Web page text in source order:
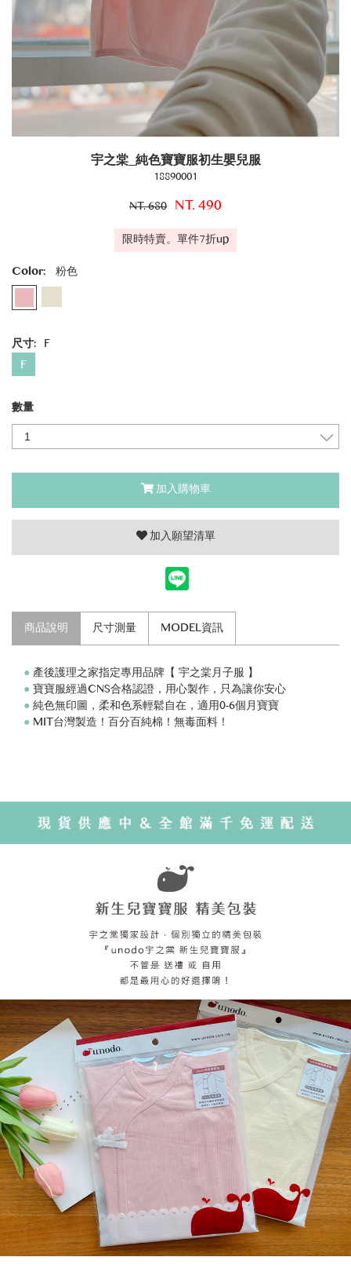
宇之棠_純色寶寶服初生嬰兒服
18890001
NT. 680 NT. 490
限時特賣。單件7折up
Color: 粉色
尺寸: F
F
數量
加入購物車
加入願望清單
商品說明 尺寸測量 MODEL資訊
● 產後護理之家指定專用品牌【 宇之棠月子服 】
● 寶寶服經過CNS合格認證，用心製作，只為讓你安心
● 純色無印圖，柔和色系輕鬆自在，適用0-6個月寶寶
● MIT台灣製造！百分百純棉！無毒面料！